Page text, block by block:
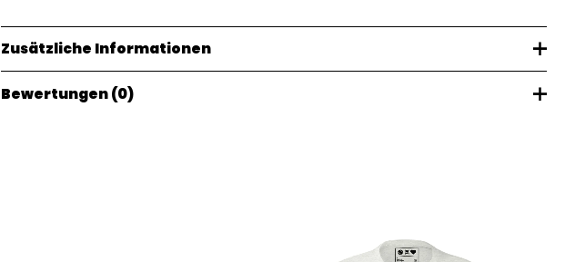
Zusätzliche Informationen
Gewicht
Bewertungen (0)
sein, um eine Bewertung abgeben zu können.